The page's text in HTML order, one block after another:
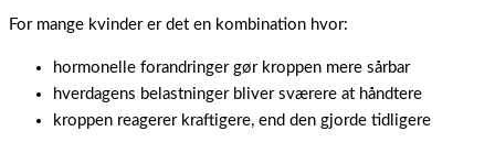
For mange kvinder er det en kombination hvor:
hormonelle forandringer gør kroppen mere sårbar
hverdagens belastninger bliver sværere at håndtere
kroppen reagerer kraftigere, end den gjorde tidligere